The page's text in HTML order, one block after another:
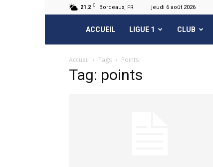
21.2 C Bordeaux, FR jeudi 6 août 2026
FCGB.net
ACCUEIL LIGUE 1 CLUB
Accueil Tags Points
Tag: points